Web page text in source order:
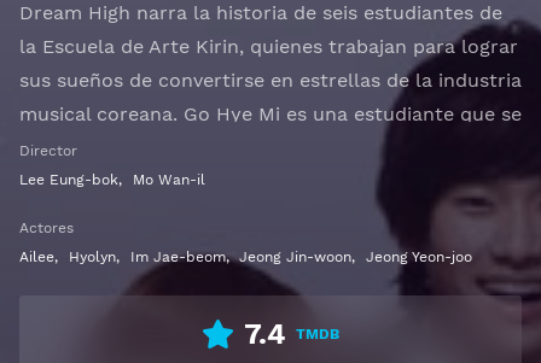
Dream High narra la historia de seis estudiantes de
la Escuela de Arte Kirin, quienes trabajan para lograr
sus sueños de convertirse en estrellas de la industria
musical coreana. Go Hye Mi es una estudiante que se
había especializado en la música clásica, pero tiene
que renunciar a su sueño y entrar en la escuela
secundaria de artes Kirin para poder pagar la deuda
de su padre. Sin embargo, ella necesita conseguir
que vengan otros dos estudiantes para poder
inscribirse en la escuela de forma condicional. Estos
dos estudiantes son Song Sam Dong, que vive en el
Director
Lee Eung-bok, Mo Wan-il
Actores
Ailee, Hyolyn, Im Jae-beom, Jeong Jin-woon, Jeong Yeon-joo
7.4 TMDB